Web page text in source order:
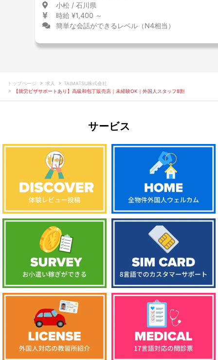
小松 / 石川県
時給 ¥1,400 ～
簡単な会話ができるレベル（N4相当）
トップページ 求人
TAIMATSU株式会社
【就労ビザサポートあり】高級和包丁販売店｜未経験OK｜外国人スタッフ8割
サービス